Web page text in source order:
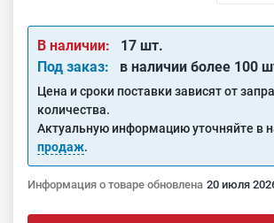
В наличии:
17 шт.
Под заказ:
в наличии более 100
Цена и сроки поставки зависят от
количества.
Актуальную информацию уточняйте в
продаж.
Информация о товаре обновлена 20 июля